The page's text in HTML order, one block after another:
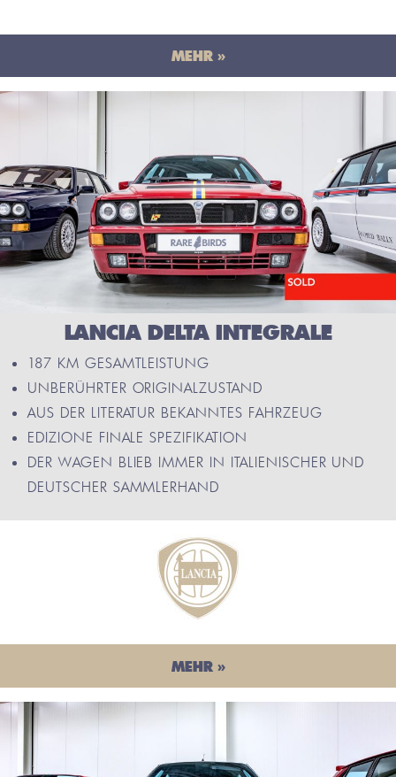
MEHR »
LANCIA DELTA INTEGRALE
187 KM GESAMTLEISTUNG
UNBERÜHRTER ORIGINALZUSTAND
AUS DER LITERATUR BEKANNTES FAHRZEUG
EDIZIONE FINALE SPEZIFIKATION
DER WAGEN BLIEB IMMER IN ITALIENISCHER UND
DEUTSCHER SAMMLERHAND
MEHR »